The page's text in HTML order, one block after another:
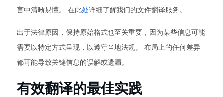
言中清晰易懂。 在此处详细了解我们的文件翻译服务。
出于法律原因，保持原始格式也至关重要，因为某些信息可能
需要以特定方式呈现，以遵守当地法规。 布局上的任何差异
都可能导致关键信息的误解或遗漏。
有效翻译的最佳实践